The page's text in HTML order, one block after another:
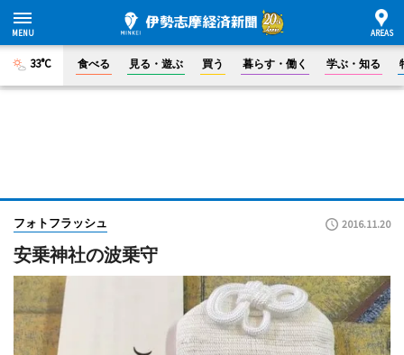
33°C 食べる 見る・遊ぶ 買う 暮らす・働く 学ぶ・知る
フォトフラッシュ 2016.11.20
安乗神社の波乗守